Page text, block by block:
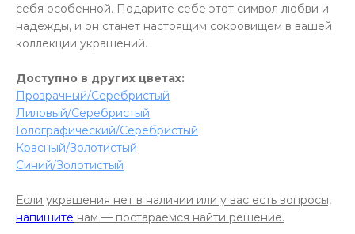
себя особенной. Подарите себе этот символ любви и
надежды, и он станет настоящим сокровищем в вашей
коллекции украшений.
Доступно в других цветах:
Прозрачный/Серебристый
Лиловый/Серебристый
Голографический/Серебристый
Красный/Золотистый
Синий/Золотистый
Если украшения нет в наличии или у вас есть вопросы,
напишите нам — постараемся найти решение.